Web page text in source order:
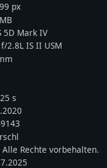
px
5D Mark IV
2.8L IS II USM
s
Rechte vorbehalten.